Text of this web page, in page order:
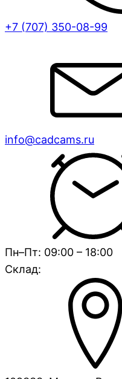
+7 (707) 350-08-99
info@cadcams.ru
Пн–Пт: 09:00 – 18:00
Склад: